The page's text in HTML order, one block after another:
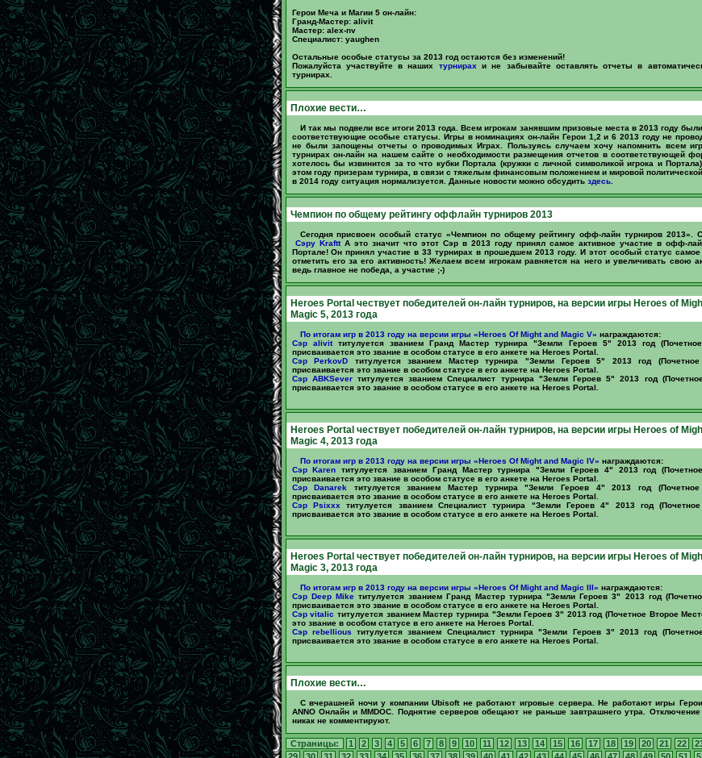
Герои Меча и Магии 5 он-лайн:
Гранд-Мастер: alivit
Мастер: alex-nv
Специалист: yaughen
Остальные особые статусы за 2013 год остаются без изменений!
Пожалуйста участвуйте в наших турнирах и не забывайте оставлять отчеты в
турнирах.
Плохие вести…
И так мы подвели все итоги 2013 года. Всем игрокам занявшим призовые места в 2013 году
соответствующие особые статусы. Игры в номинациях он-лайн Герои 1,2 и 6 2013 году не
не были запощены отчеты о проводимых Играх. Пользуясь случаем хочу напомнить всем
турнирах он-лайн на нашем сайте о необходимости размещения отчетов в соответствующей
хотелось бы извинится за то что кубки Портала (кружки с личной символикой игрока и
этом году призерам турнира, в связи с тяжелым финансовым положением и мировой
в 2014 году ситуация нормализуется. Данные новости можно обсудить здесь.
Чемпион по общему рейтингу оффлайн турниров 2013
Сегодня присвоен особый статус «Чемпион по общему рейтингу офф-лайн турниров 2013».
Сэру KrafttА это значит что этот Сэр в 2013 году принял самое активное участие в офф-
Портале! Он принял участие в 33 турнирах в прошедшем 2013 году. И этот особый статус
отметить его за его активность! Желаем всем игрокам равняется на него и увеличивать свою
ведь главное не победа, а участие ;-)
Heroes Portal чествует победителей он-лайн турниров, на версии игры Heroes of
Magic 5, 2013 года
По итогам игр в 2013 году на версии игры «Heroes Of Might and Magic V» награждаются:
Сэр alivitтитулуется званием Гранд Мастер турнира "Земли Героев 5" 2013 год
присваивается это звание в особом статусе в его анкете на Heroes Portal.
Сэр PerkovD титулуется званием Мастер турнира "Земли Героев 5" 2013 год
присваивается это звание в особом статусе в его анкете на Heroes Portal.
Сэр ABKSeverтитулуется званием Специалист турнира "Земли Героев 5" 2013 год
присваивается это звание в особом статусе в его анкете на Heroes Portal.
Heroes Portal чествует победителей он-лайн турниров, на версии игры Heroes of
Magic 4, 2013 года
По итогам игр в 2013 году на версии игры «Heroes Of Might and Magic IV» награждаются:
Сэр Karen титулуется званием Гранд Мастер турнира "Земли Героев 4" 2013 год
присваивается это звание в особом статусе в его анкете на Heroes Portal.
Сэр Danarek
титулуется званием Мастер турнира "Земли Героев 4" 2013 год
присваивается это звание в особом статусе в его анкете на Heroes Portal.
Сэр Psixxx титулуется званием Специалист турнира "Земли Героев 4" 2013 год
присваивается это звание в особом статусе в его анкете на Heroes Portal.
Heroes Portal чествует победителей он-лайн турниров, на версии игры Heroes of
Magic 3, 2013 года
По итогам игр в 2013 году на версии игры «Heroes Of Might and Magic III» награждаются:
Сэр Deep Mikeтитулуется званием Гранд Мастер турнира "Земли Героев 3" 2013 год
присваивается это звание в особом статусе в его анкете на Heroes Portal.
Сэр vitalic титулуется званием Мастер турнира "Земли Героев 3" 2013 год (Почетное Второе
это звание в особом статусе в его анкете на Heroes Portal.
Сэр rebellious титулуется званием Специалист турнира "Земли Героев 3" 2013 год
присваивается это звание в особом статусе в его анкете на Heroes Portal.
Плохие вести…
С вчерашней ночи у компании Ubisoft не работают игровые сервера. Не работают игры
ANNO Онлайн и MMDOC. Поднятие серверов обещают не раньше завтрашнего утра.
никак не комментируют.
Страницы: 1 2 3 4 5 6 7 8 9 10 11 12 13 14 15 16 17 18 19 20 21 22